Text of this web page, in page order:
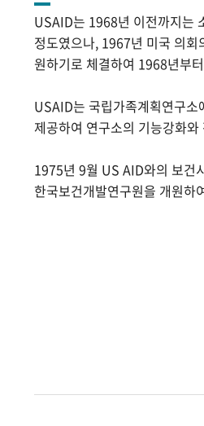
USAID는 1968년 이전까지는
정도였으나, 1967년 미국 의
원하기로 체결하여 1968년부
USAID는 국립가족계획연구
제공하여 연구소의 기능강화
1975년 9월 US AID와의 보건
한국보건개발연구원을 개원하